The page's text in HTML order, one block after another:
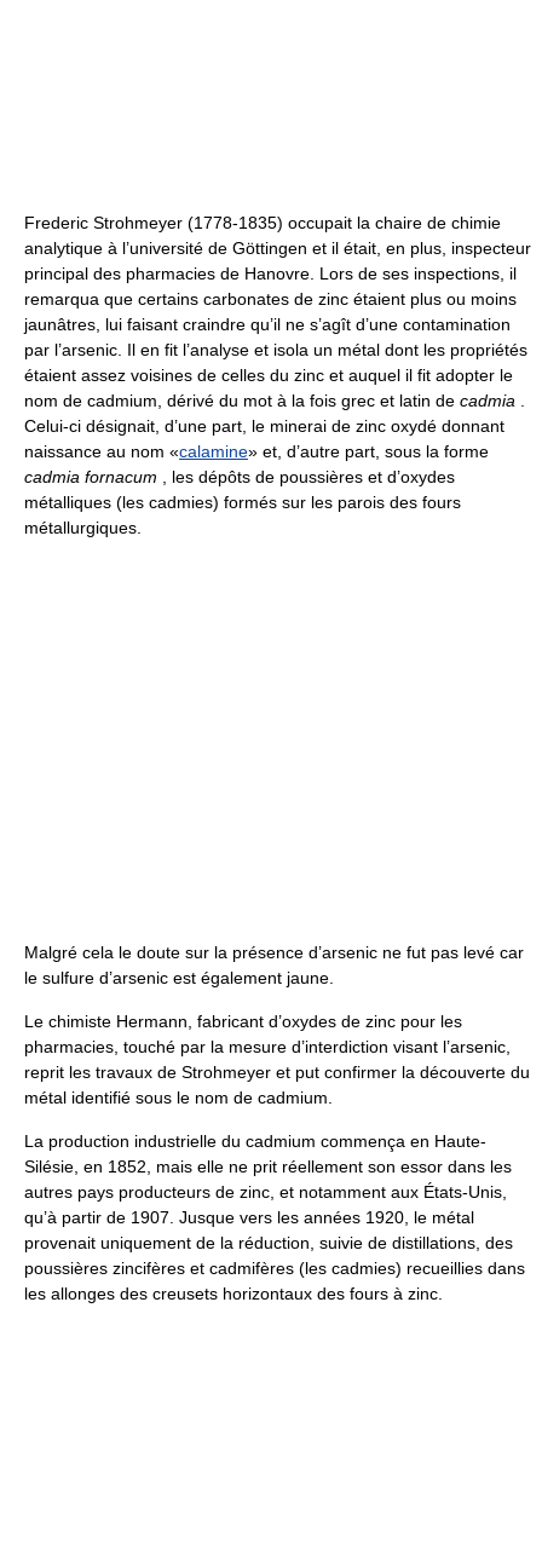
Frederic Strohmeyer (1778-1835) occupait la chaire de chimie
analytique à l’université de Göttingen et il était, en plus, inspecteur
principal des pharmacies de Hanovre. Lors de ses inspections, il
remarqua que certains carbonates de zinc étaient plus ou moins
jaunâtres, lui faisant craindre qu’il ne s’agît d’une contamination
par l’arsenic. Il en fit l’analyse et isola un métal dont les propriétés
étaient assez voisines de celles du zinc et auquel il fit adopter le
nom de cadmium, dérivé du mot à la fois grec et latin de cadmia
Celui-ci désignait, d’une part, le minerai de zinc oxydé donnant
naissance au nom «calamine» et, d’autre part, sous la forme
cadmia fornacum , les dépôts de poussières et d’oxydes
métalliques (les cadmies) formés sur les parois des fours
métallurgiques.
Malgré cela le doute sur la présence d’arsenic ne fut pas levé car
le sulfure d’arsenic est également jaune.
Le chimiste Hermann, fabricant d’oxydes de zinc pour les
pharmacies, touché par la mesure d’interdiction visant l’arsenic,
reprit les travaux de Strohmeyer et put confirmer la découverte du
métal identifié sous le nom de cadmium.
La production industrielle du cadmium commença en Haute-
Silésie, en 1852, mais elle ne prit réellement son essor dans les
autres pays producteurs de zinc, et notamment aux États-Unis,
qu’à partir de 1907. Jusque vers les années 1920, le métal
provenait uniquement de la réduction, suivie de distillations, des
poussières zincifères et cadmifères (les cadmies) recueillies dans
les allonges des creusets horizontaux des fours à zinc.